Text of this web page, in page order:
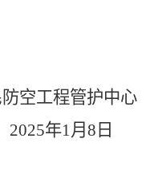
空工程管护中心
2025年1月8 日